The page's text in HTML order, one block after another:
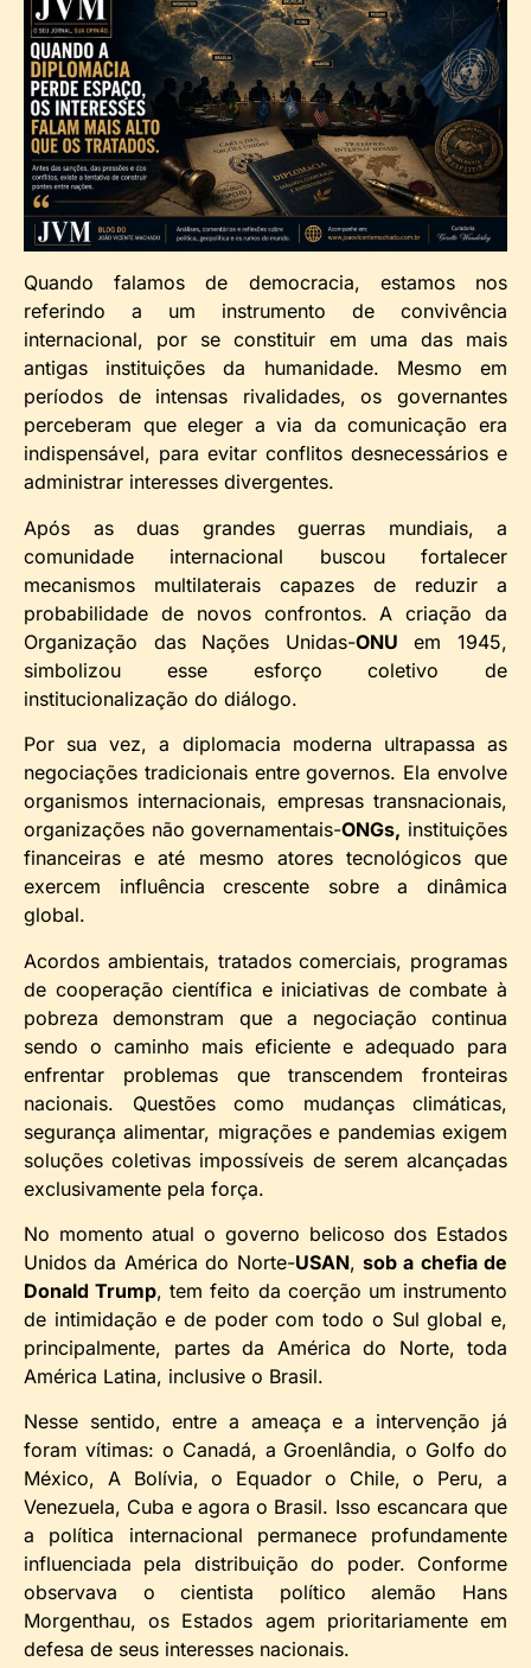
Quando falamos de democracia, estamos nos
referindo a um instrumento de convivência
internacional, por se constituir em uma das mais
antigas instituições da humanidade. Mesmo em
períodos de intensas rivalidades, os governantes
perceberam que eleger a via da comunicação era
indispensável, para evitar conflitos desnecessários e
administrar interesses divergentes.
Após as duas grandes guerras mundiais, a
comunidade internacional buscou fortalecer
mecanismos multilaterais capazes de reduzir a
probabilidade de novos confrontos. A criação da
Organização das Nações Unidas-ONU em 1945,
simbolizou esse esforço coletivo de
institucionalização do diálogo.
Por sua vez, a diplomacia moderna ultrapassa as
negociações tradicionais entre governos. Ela envolve
organismos internacionais, empresas transnacionais,
organizações não governamentais-ONGs, instituições
financeiras e até mesmo atores tecnológicos que
exercem influência crescente sobre a dinâmica
global.
Acordos ambientais, tratados comerciais, programas
de cooperação científica e iniciativas de combate à
pobreza demonstram que a negociação continua
sendo o caminho mais eficiente e adequado para
enfrentar problemas que transcendem fronteiras
nacionais. Questões como mudanças climáticas,
segurança alimentar, migrações e pandemias exigem
soluções coletivas impossíveis de serem alcançadas
exclusivamente pela força.
No momento atual o governo belicoso dos Estados
Unidos da América do Norte-USAN, sob a chefia de
Donald Trump, tem feito da coerção um instrumento
de intimidação e de poder com todo o Sul global e,
principalmente, partes da América do Norte, toda
América Latina, inclusive o Brasil.
Nesse sentido, entre a ameaça e a intervenção já
foram vítimas: o Canadá, a Groenlândia, o Golfo do
México, A Bolívia, o Equador o Chile, o Peru, a
Venezuela, Cuba e agora o Brasil. Isso escancara que
a política internacional permanece profundamente
influenciada pela distribuição do poder. Conforme
observava o cientista político alemão Hans
Morgenthau, os Estados agem prioritariamente em
defesa de seus interesses nacionais.